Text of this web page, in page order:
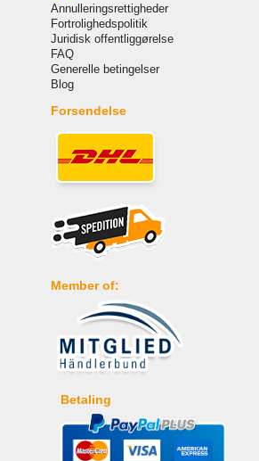
Annulleringsrettigheder
Fortrolighedspolitik
Juridisk offentliggørelse
FAQ
Generelle betingelser
Blog
Forsendelse
Member of:
Betaling